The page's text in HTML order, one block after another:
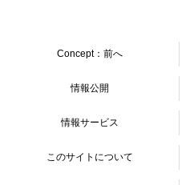
Concept：前へ
情報公開
情報サービス
このサイトについて